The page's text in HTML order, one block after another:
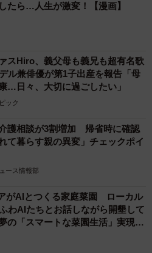
たら…人生が激変！【漫画】
スHiro、義父母も義兄も超有名歌
ル兼俳優が第1子出産を報告「母
…日々、大切に過ごしたい」
ック
護相談が3割増加 帰省時に確認
て暮らす親の異変」チェックポイ
ース情報部
がAIとつくる家庭菜園 ローカル
わAIたちとお話しながら開墾して
「スマートな菜園生活」実現な